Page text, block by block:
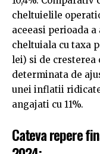
cheltuielile
aceeasi perioada
cheltuiala cu taxa
lei) si de
determinata de
unei inflatii
angajati cu 11%.
Cateva repere